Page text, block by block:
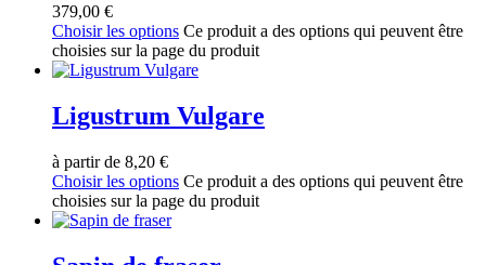
379,00 €
Choisir les options Ce produit a des options qui peuvent être
choisies sur la page du produit
Ligustrum Vulgare
à partir de 8,20 €
Choisir les options Ce produit a des options qui peuvent être
choisies sur la page du produit